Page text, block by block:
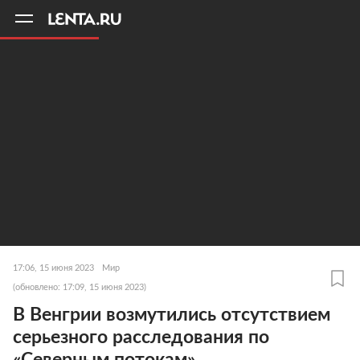
17:06, 15 июня 2023 Мир
(обновлено: 17:09, 15 июня 2023)
В Венгрии возмутились отсутствием
серьезного расследования по